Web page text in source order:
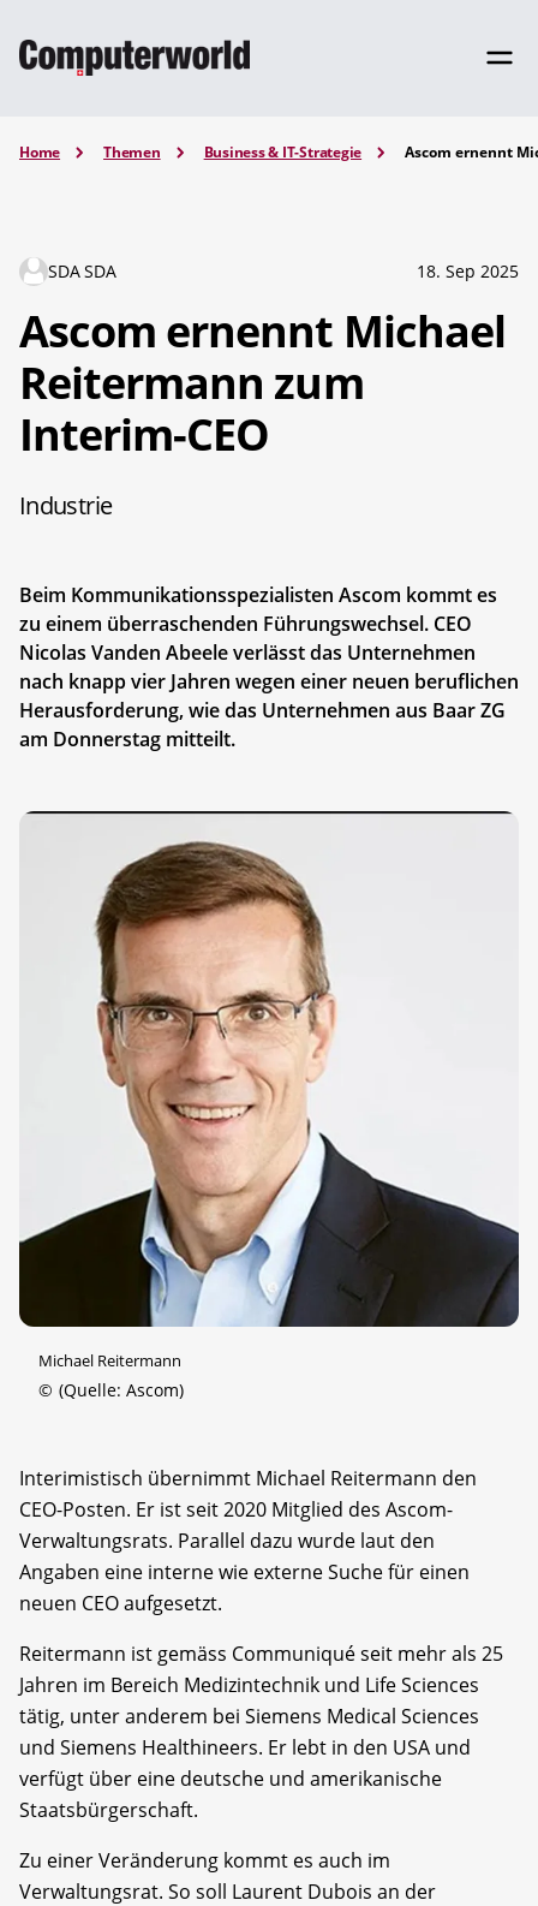
Home Themen Business & IT-Strategie Ascom ernennt
SDA SDA 18. Sep 2025
Ascom ernennt Michael
Reitermann zum
Interim-CEO
Industrie
Beim Kommunikationsspezialisten Ascom kommt es
zu einem überraschenden Führungswechsel. CEO
Nicolas Vanden Abeele verlässt das Unternehmen
nach knapp vier Jahren wegen einer neuen beruflichen
Herausforderung, wie das Unternehmen aus Baar ZG
am Donnerstag mitteilt.
Michael Reitermann
© (Quelle: Ascom)
Interimistisch übernimmt Michael Reitermann den
CEO-Posten. Er ist seit 2020 Mitglied des Ascom-
Verwaltungsrats. Parallel dazu wurde laut den
Angaben eine interne wie externe Suche für einen
neuen CEO aufgesetzt.
Reitermann ist gemäss Communiqué seit mehr als 25
Jahren im Bereich Medizintechnik und Life Sciences
tätig, unter anderem bei Siemens Medical Sciences
und Siemens Healthineers. Er lebt in den USA und
verfügt über eine deutsche und amerikanische
Staatsbürgerschaft.
Zu einer Veränderung kommt es auch im
Verwaltungsrat. So soll Laurent Dubois an der